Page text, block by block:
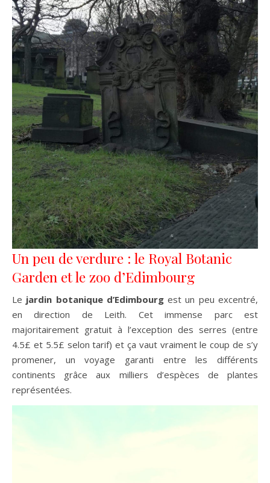
Un peu de verdure : le Royal Botanic
Garden et le zoo d’Edimbourg
Le jardin botanique d’Edimbourgest un peu excentré,
en direction de Leith. Cet immense parc est
majoritairement gratuit à l’exception des serres (entre
4.5£ et 5.5£ selon tarif) et ça vaut vraiment le coup de s’y
promener, un voyage garanti entre les différents
continents grâce aux milliers d’espèces de plantes
représentées.